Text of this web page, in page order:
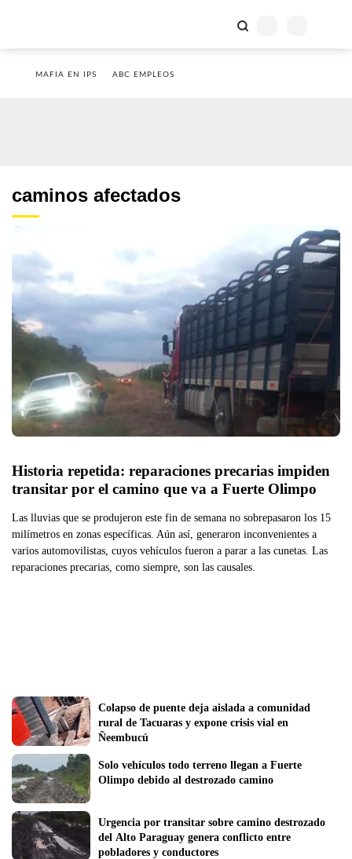
MAFIA EN IPS ABC EMPLEOS
caminos afectados
Historia repetida: reparaciones precarias impiden
transitar por el camino que va a Fuerte Olimpo
Las lluvias que se produjeron este fin de semana no sobrepasaron los 15
milímetros en zonas específicas. Aún así, generaron inconvenientes a
varios automovilistas, cuyos vehículos fueron a parar a las cunetas. Las
reparaciones precarias, como siempre, son las causales.
Colapso de puente deja aislada a comunidad
rural de Tacuaras y expone crisis vial en
Ñeembucú
Solo vehículos todo terreno llegan a Fuerte
Olimpo debido al destrozado camino
Urgencia por transitar sobre camino destrozado
del Alto Paraguay genera conflicto entre
pobladores y conductores